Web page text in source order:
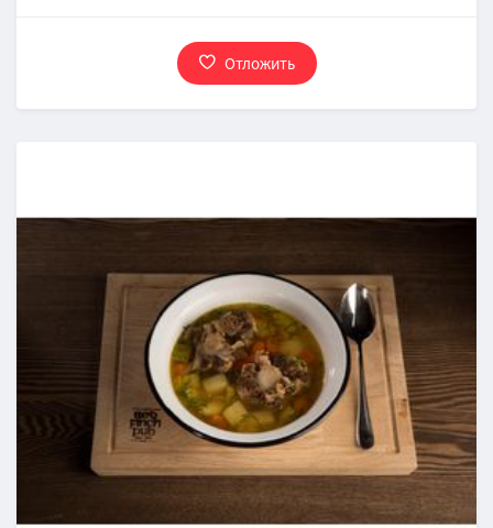
Отложить